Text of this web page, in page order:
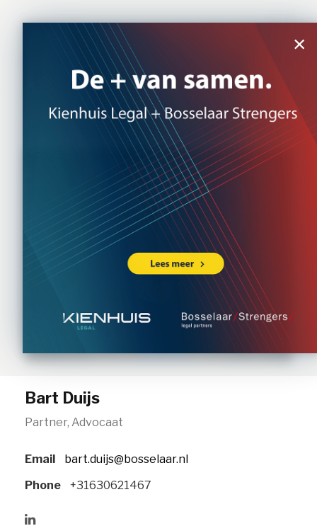
×
NL|EN
Bart Duijs
Partner, Advocaat
Email
bart.duijs@bosselaar.nl
Phone
+31630621467